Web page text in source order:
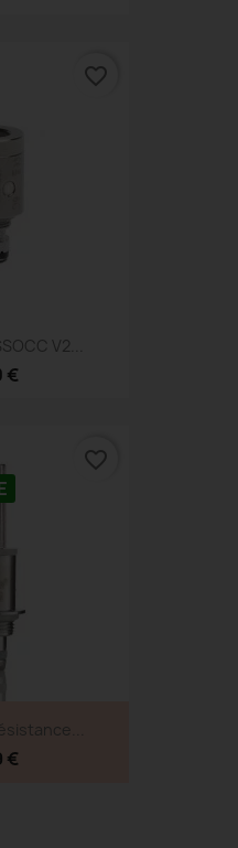
V2...
€
favorite_border
€
favorite_border